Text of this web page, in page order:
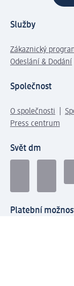
Služby
Zákaznický
Odeslání & Dodání
Společnost
O společnosti
Press centrum
Svět dm
Platební